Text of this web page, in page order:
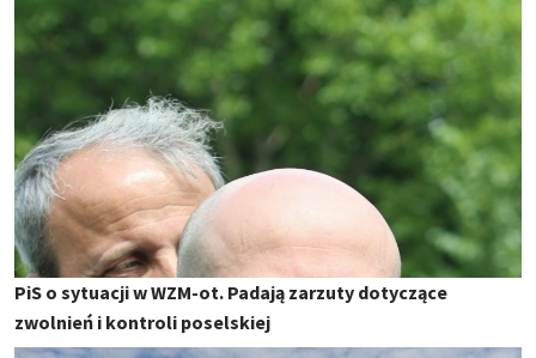
PiS o sytuacji w WZM-ot. Padają zarzuty dotyczące
zwolnień i kontroli poselskiej